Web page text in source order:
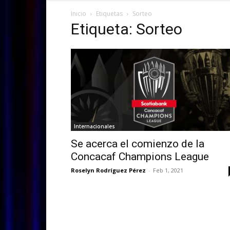
Inicio Etiquetas Sorteo
Etiqueta: Sorteo
Internacionales
Se acerca el comienzo de la
Concacaf Champions League
Roselyn Rodríguez Pérez - Feb 1, 2021